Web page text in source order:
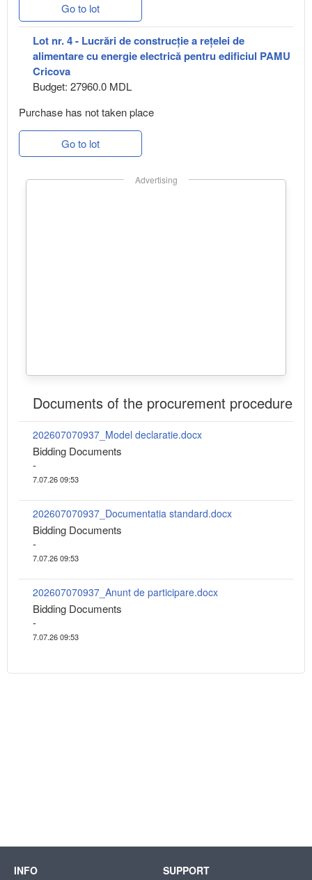
Suport tehnic
Go to lot
Lot nr. 4 - Lucrări de construcție a rețelei de
alimentare cu energie electrică pentru edificiul PAMU
Cricova
Budget: 27960.0 MDL
Purchase has not taken place
Go to lot
Advertising
Documents of the procurement procedure
202607070937_Model declaratie.docx
Bidding Documents
-
7.07.26 09:53
202607070937_Documentatia standard.docx
Bidding Documents
-
7.07.26 09:53
202607070937_Anunt de participare.docx
Bidding Documents
-
7.07.26 09:53
INFO SUPPORT